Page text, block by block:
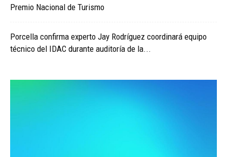
Premio Nacional de Turismo
Porcella confirma experto Jay Rodríguez coordinará equipo
técnico del IDAC durante auditoría de la...